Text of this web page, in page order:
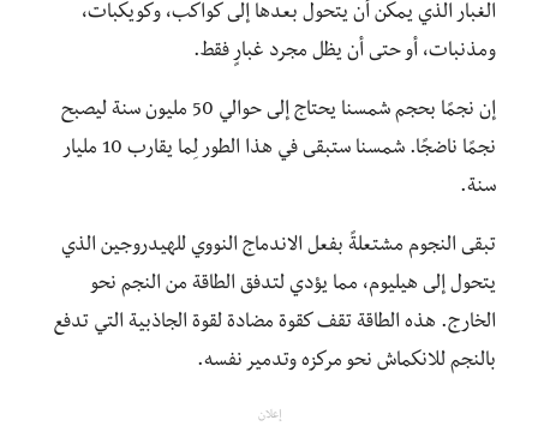
الغبار الذي يمكن أن يتحول بعدها إلى كواكب، وكويكبات،
ومذنبات، أو حتى أن يظل مجرد غبارٍ فقط.
إن نجمًا بحجم شمسنا يحتاج إلى حوالي 50 مليون سنة ليصبح
نجمًا ناضجًا. شمسنا ستبقى في هذا الطور لِما يقارب 10 مليار
سنة.
تبقى النجوم مشتعلةً بفعل الاندماج النووي للهيدروجين الذي
يتحول إلى هيليوم، مما يؤدي لتدفق الطاقة من النجم نحو
الخارج. هذه الطاقة تقف كقوة مضادة لقوة الجاذبية التي تدفع
بالنجم للانكماش نحو مركزه وتدمير نفسه.
إعلان